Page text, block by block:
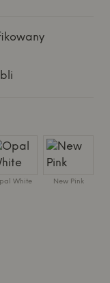
White New Pink